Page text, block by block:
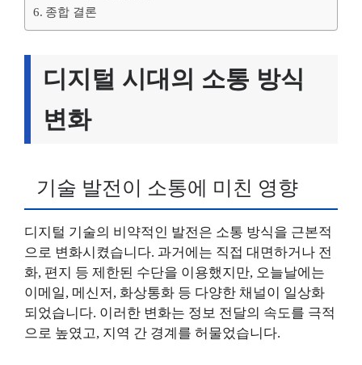
종합 결론
디지털 시대의 소통 방식
변화
기술 발전이 소통에 미친 영향
디지털 기술의 비약적인 발전은 소통 방식을 근본적
으로 변화시켰습니다. 과거에는 직접 대면하거나 전
화, 편지 등 제한된 수단을 이용했지만, 오늘날에는
이메일, 메신저, 화상통화 등 다양한 채널이 일상화
되었습니다. 이러한 변화는 정보 전달의 속도를 극적
으로 높였고, 지역 간 경계를 허물었습니다.